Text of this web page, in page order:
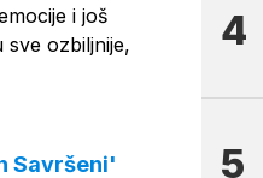
i još
sve ozbiljnije,
Savršeni'